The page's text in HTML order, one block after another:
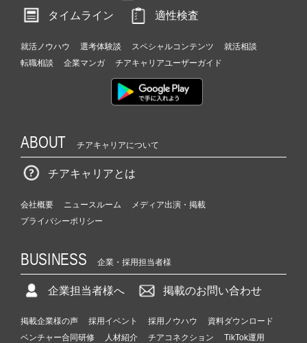
タイムライン
適性検査
就活ノウハウ 選考体験談 スペシャルコンテンツ
就活相談
転職相談
企業マンガ チアキャリアユーザーガイド
ABOUT チアキャリアについて
チアキャリアとは
会社概要 ニュースルーム
メディア出演・掲載
プライバシーポリシー
BUSINESS 企業・採用担当者様
企業担当者様へ 掲載のお問い合わせ
掲載企業様の声 採用イベント 採用ノウハウ
資料ダウンロード
ベンチャー合同研修
人材紹介 チアコネクション TikTok運用